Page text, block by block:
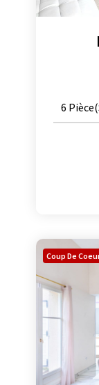
6
Coup De